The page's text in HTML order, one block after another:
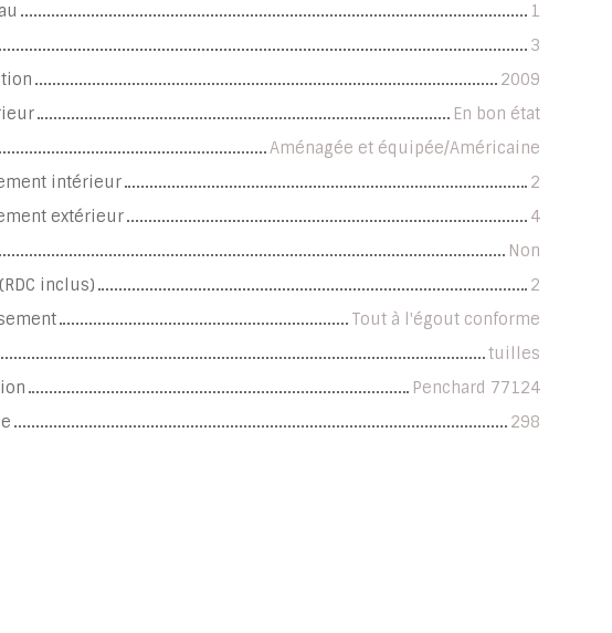
1
3
2009
En bon état
Aménagée et équipée/Américaine
intérieur
2
extérieur
4
Non
inclus)
2
Tout à l'égout conforme
tuilles
Penchard 77124
298